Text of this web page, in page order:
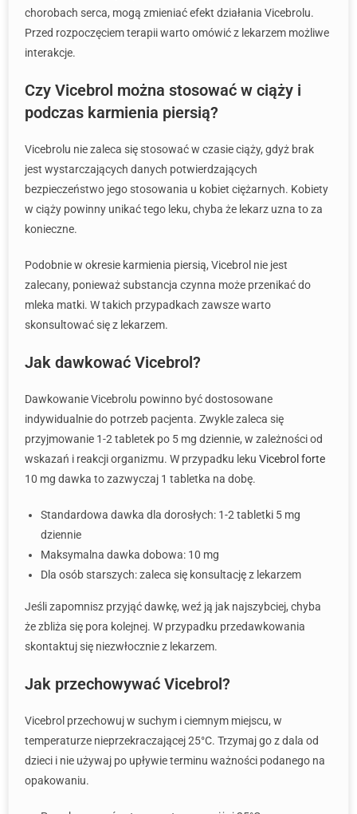
chorobach serca, mogą zmieniać efekt działania Vicebrolu.
Przed rozpoczęciem terapii warto omówić z lekarzem możliwe
interakcje.
Czy Vicebrol można stosować w ciąży i
podczas karmienia piersią?
Vicebrolu nie zaleca się stosować w czasie ciąży, gdyż brak
jest wystarczających danych potwierdzających
bezpieczeństwo jego stosowania u kobiet ciężarnych. Kobiety
w ciąży powinny unikać tego leku, chyba że lekarz uzna to za
konieczne.
Podobnie w okresie karmienia piersią, Vicebrol nie jest
zalecany, ponieważ substancja czynna może przenikać do
mleka matki. W takich przypadkach zawsze warto
skonsultować się z lekarzem.
Jak dawkować Vicebrol?
Dawkowanie Vicebrolu powinno być dostosowane
indywidualnie do potrzeb pacjenta. Zwykle zaleca się
przyjmowanie 1-2 tabletek po 5 mg dziennie, w zależności od
wskazań i reakcji organizmu. W przypadku leku Vicebrol forte
10 mg dawka to zazwyczaj 1 tabletka na dobę.
Standardowa dawka dla dorosłych: 1-2 tabletki 5 mg
dziennie
Maksymalna dawka dobowa: 10 mg
Dla osób starszych: zaleca się konsultację z lekarzem
Jeśli zapomnisz przyjąć dawkę, weź ją jak najszybciej, chyba
że zbliża się pora kolejnej. W przypadku przedawkowania
skontaktuj się niezwłocznie z lekarzem.
Jak przechowywać Vicebrol?
Vicebrol przechowuj w suchym i ciemnym miejscu, w
temperaturze nieprzekraczającej 25°C. Trzymaj go z dala od
dzieci i nie używaj po upływie terminu ważności podanego na
opakowaniu.